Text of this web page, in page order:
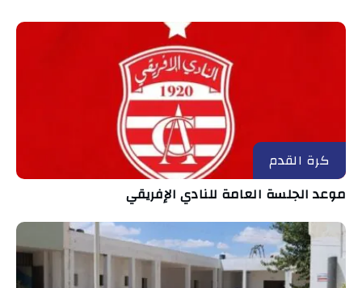
كرة القدم
موعد الجلسة العامة للنادي الإفريقي